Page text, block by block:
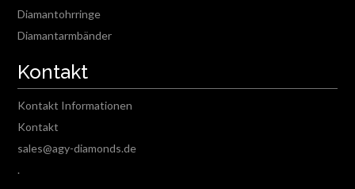
Diamantohrringe
Diamantarmbänder
Kontakt
Kontakt Informationen
Kontakt
sales@agy-diamonds.de
.